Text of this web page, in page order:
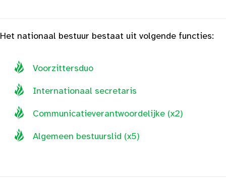
Het nationaal bestuur bestaat uit volgende functies:
Voorzittersduo
Internationaal secretaris
Communicatieverantwoordelijke (x2)
Algemeen bestuurslid (x5)